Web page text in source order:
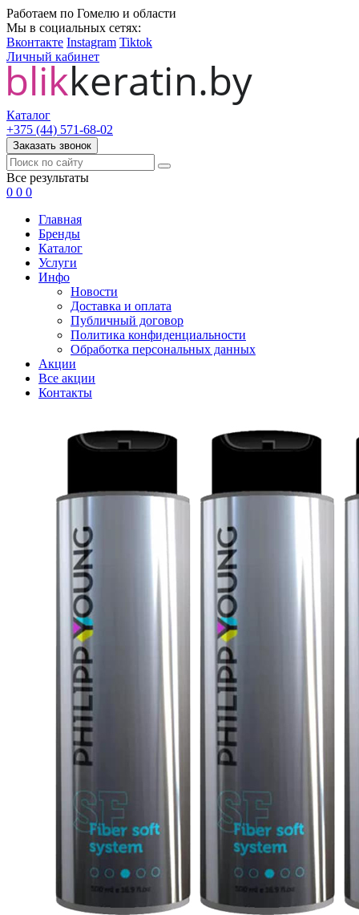
Работаем по Гомелю и области
Мы в социальных сетях:
Вконтакте Instagram Tiktok
Личный кабинет
Каталог
+375 (44) 571-68-02
Заказать звонок
Все результаты
0 0 0
Главная
Бренды
Каталог
Услуги
Инфо
Новости
Доставка и оплата
Публичный договор
Политика конфиденциальности
Обработка персональных данных
Акции
Все акции
Контакты